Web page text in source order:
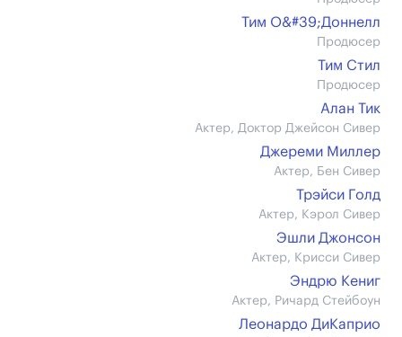
Тим О&#39;Доннелл
Продюсер
Тим Стил
Продюсер
Алан Тик
Актер, Доктор Джейсон Сивер
Джереми Миллер
Актер, Бен Сивер
Трэйси Голд
Актер, Кэрол Сивер
Эшли Джонсон
Актер, Крисси Сивер
Эндрю Кениг
Актер, Ричард Стейбоун
Леонардо ДиКаприо